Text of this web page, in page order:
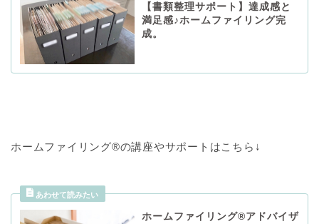
【書類整理サポート】達成感と
満足感♪ホームファイリング完
成。
ホームファイリング®の講座やサポートはこちら↓
ホームファイリング®アドバイザ